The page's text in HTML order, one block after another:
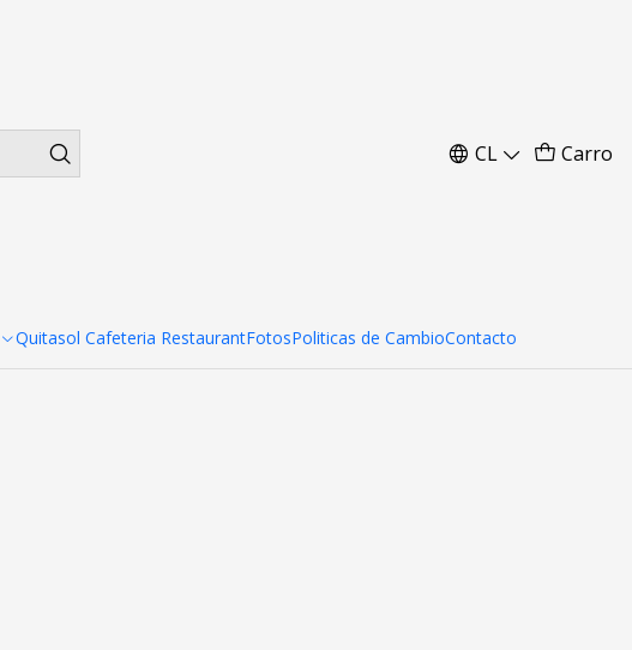
CL Carro
Quitasol Cafeteria RestaurantFotosPoliticas de CambioContacto